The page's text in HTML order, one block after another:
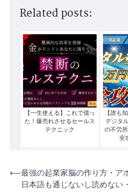
Related posts:
【一生使える】これで億っ
た！爆売れさせるセールス
テクニック
【誰も
デジタ
の不労
全
投
⟵最強の起業家脳の作り方・ア
日本語も通じないし読めない